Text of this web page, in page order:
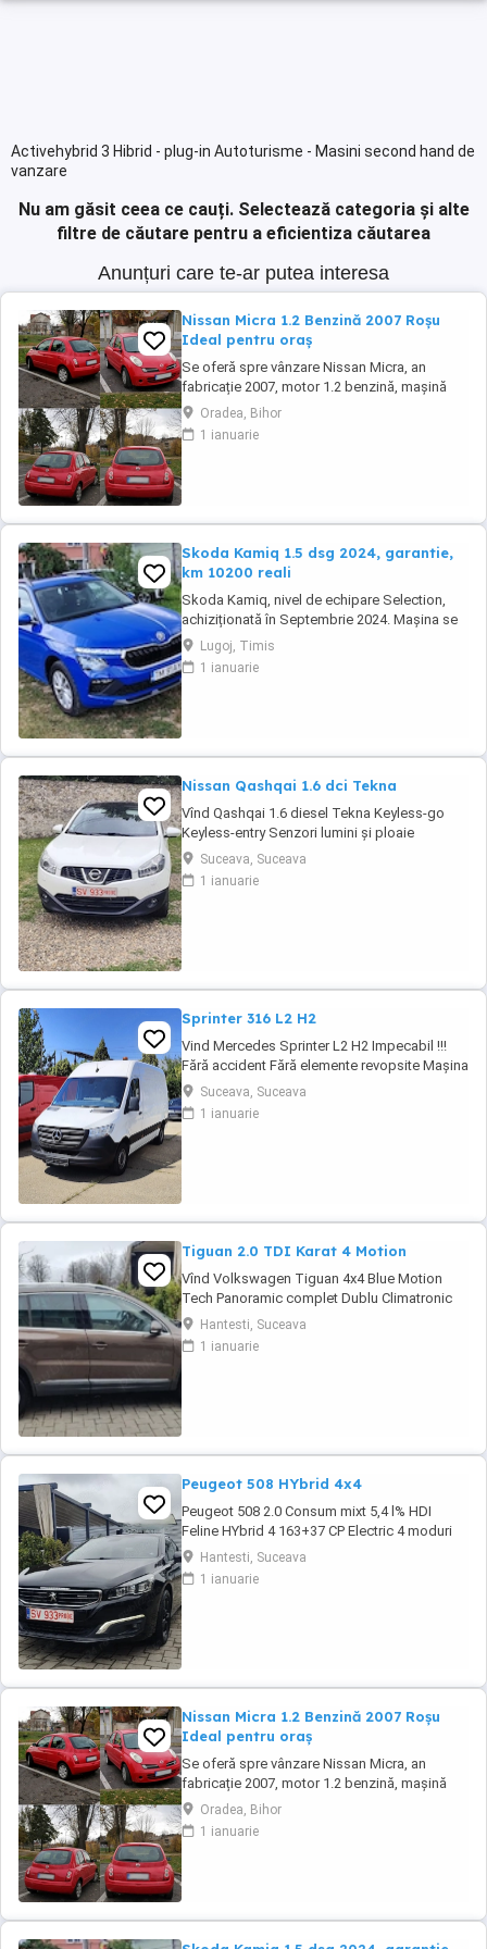
Activehybrid 3 Hibrid - plug-in Autoturisme - Masini second hand de
vanzare
Nu am găsit ceea ce cauți. Selectează categoria și alte
filtre de căutare pentru a eficientiza căutarea
Anunțuri care te-ar putea interesa
Nissan Micra 1.2 Benzină 2007 Roșu
Ideal pentru oraș
Se oferă spre vânzare Nissan Micra, an
fabricație 2007, motor 1.2 benzină, mașină
economică, fiabilă și foarte ușor de condus,
ideală pentru oraș sau pentru un șofer
începător. Culoare: roșu Caroserie: hatchback,
Oradea, Bihor
1 ianuarie
Skoda Kamiq 1.5 dsg 2024, garantie,
km 10200 reali
Skoda Kamiq, nivel de echipare Selection,
achiziționată în Septembrie 2024. Mașina se
află într-o stare impecabila. Detalii tehnice:
Motorizare: 1.5 TSI, 150 CP Transmisie:
Automată DSG An fabricație: 2024
Lugoj, Timis
1 ianuarie
Nissan Qashqai 1.6 dci Tekna
Vînd Qashqai 1.6 diesel Tekna Keyless-go
Keyless-entry Senzori lumini și ploaie
Panoramic complet Închidere centralizată
Oglinzi și geamuri electrice Navigație mare cu
touch-screen Privacy glass (geamuri negre
Suceava, Suceava
1 ianuarie
Sprinter 316 L2 H2
Vind Mercedes Sprinter L2 H2 Impecabil !!!
Fără accident Fără elemente revopsite Mașina
arată și rulează foarte bine Keyless-go (
pornește cu cheia în buzunar) Închidere
centralizată Oglinzi electrice Climă Tahograf,
Suceava, Suceava
1 ianuarie
Tiguan 2.0 TDI Karat 4 Motion
Vînd Volkswagen Tiguan 4x4 Blue Motion
Tech Panoramic complet Dublu Climatronic
Navigație mare cu touch-screen Geamuri și
oglinzi electrice-rabatabile Senzori parcare
față-spate Senzori lumini și ploaie Sistem
Hantesti, Suceava
1 ianuarie
Peugeot 508 HYbrid 4x4
Peugeot 508 2.0 Consum mixt 5,4 l% HDI
Feline HYbrid 4 163+37 CP Electric 4 moduri
de condus ( Auto, Sport, Zev,4 WD Tracțiune
4x4 Padele volan Lumini LED Sistem Start-
Stop Scaune Sport încălzite Masaj scaun
Hantesti, Suceava
1 ianuarie
Nissan Micra 1.2 Benzină 2007 Roșu
Ideal pentru oraș
Se oferă spre vânzare Nissan Micra, an
fabricație 2007, motor 1.2 benzină, mașină
economică, fiabilă și foarte ușor de condus,
ideală pentru oraș sau pentru un șofer
începător. Culoare: roșu Caroserie: hatchback,
Oradea, Bihor
1 ianuarie